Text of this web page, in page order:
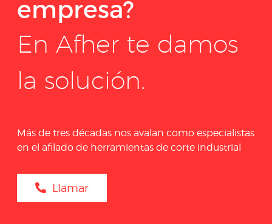
empresa?
En Afher te damos
la solución.
Más de tres décadas nos avalan como especialistas
en el afilado de herramientas de corte industrial
Llamar